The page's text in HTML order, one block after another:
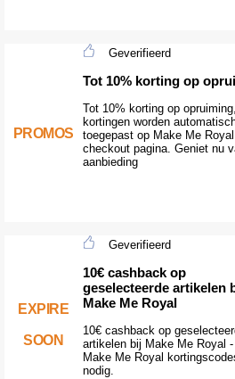
PROMOS
Geverifieerd
Tot 10% korting op
Tot 10% korting op opruiming,
kortingen worden
toegepast op Make Me Royal
checkout pagina. Geniet nu
aanbieding
EXPIRE
SOON
Geverifieerd
10€ cashback op
geselecteerde artikelen
Make Me Royal
10€ cashback op
artikelen bij Make Me Royal -
Make Me Royal
nodig.